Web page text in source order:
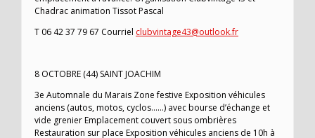
Chadrac animation Tissot Pascal
T 06 42 37 79 67 Courriel clubvintage43@outlook.fr
8 OCTOBRE (44) SAINT JOACHIM
3e Automnale du Marais Zone festive Exposition véhicules
anciens (autos, motos, cyclos……) avec bourse d’échange et
vide grenier Emplacement couvert sous ombrières
Restauration sur place Exposition véhicules anciens de 10h à